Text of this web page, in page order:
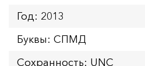
Год: 2013
Буквы: СПМД
Сохранность: UNC